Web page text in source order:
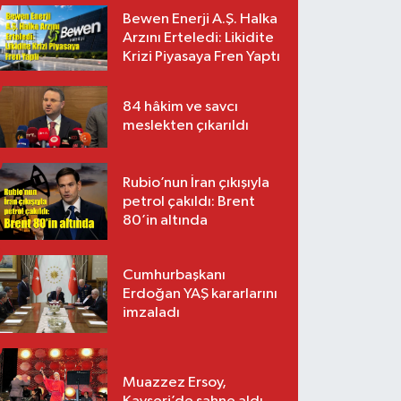
Bewen Enerji A.Ş. Halka
Arzını Erteledi: Likidite
Krizi Piyasaya Fren Yaptı
84 hâkim ve savcı
meslekten çıkarıldı
Rubio’nun İran çıkışıyla
petrol çakıldı: Brent
80’in altında
Cumhurbaşkanı
Erdoğan YAŞ kararlarını
imzaladı
Muazzez Ersoy,